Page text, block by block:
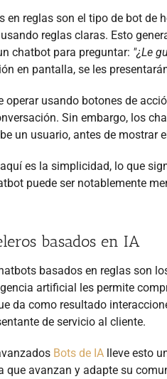
en reglas son el tipo de bot de
reglas claras. Esto
chatbot para preguntar: "¿Le
en pantalla, se les
operar usando botones de
Sin embargo, los
un usuario, antes de mostrar
es la simplicidad, lo que
puede ser notablemente
basados en IA
basados en reglas son
artificial les permite
da como resultado
de servicio al cliente.
Bots de IA lleve esto
que avanzan y adapte su